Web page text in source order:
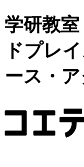
学研教
ドプレ
ース・